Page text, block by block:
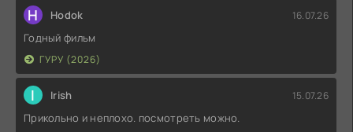
H Hodok 16.07.26
Годный фильм
ГУРУ (2026)
I Irish 15.07.26
Прикольно и неплохо. посмотреть можно.